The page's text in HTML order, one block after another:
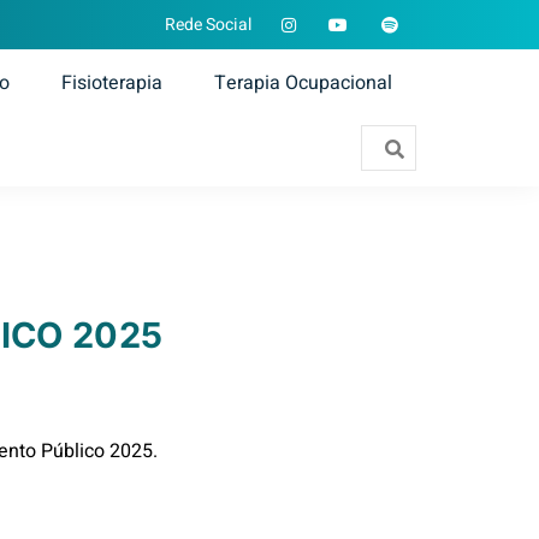
Rede Social
Fisioterapia Terapia Ocupacional
2025
Público 2025.